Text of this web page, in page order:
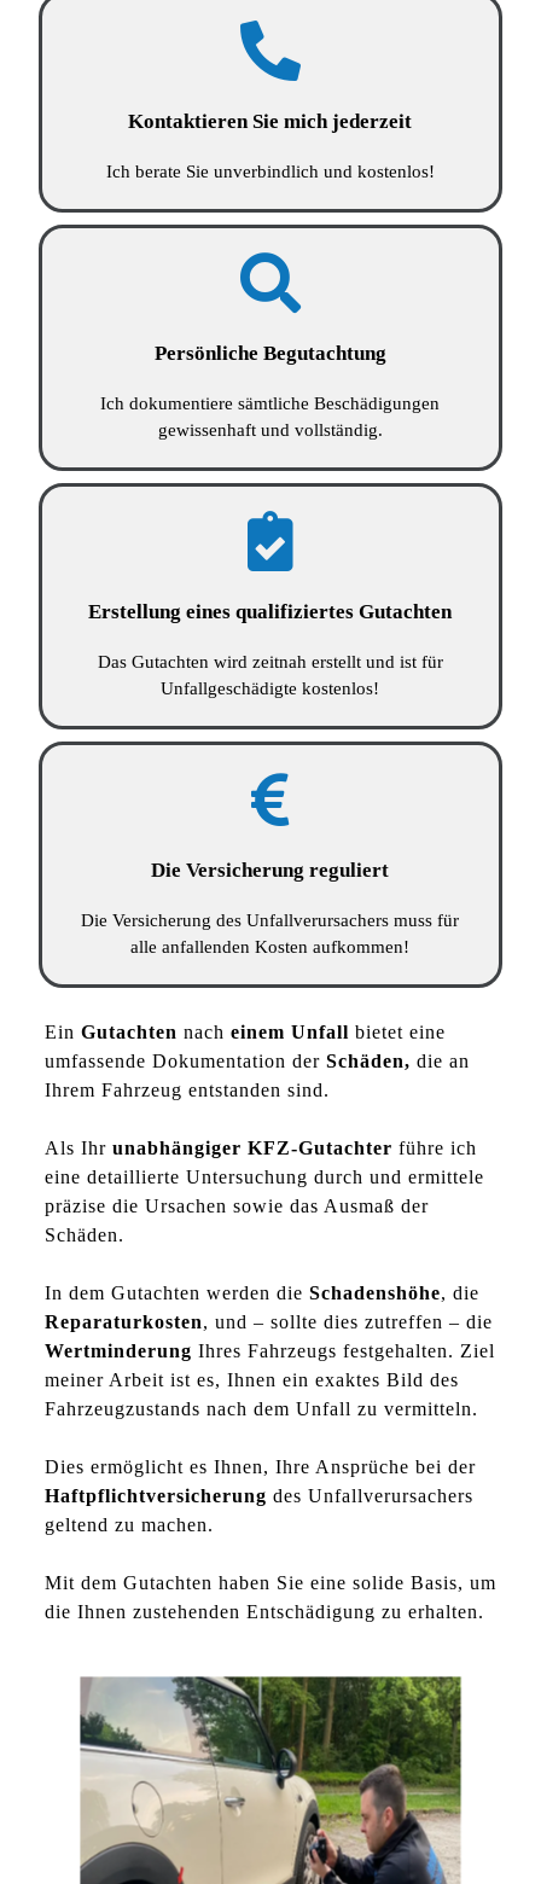
Kontaktieren Sie mich jederzeit
Ich berate Sie unverbindlich und kostenlos!
Persönliche Begutachtung
Ich dokumentiere sämtliche Beschädigungen
gewissenhaft und vollständig.
Erstellung eines qualifiziertes Gutachten
Das Gutachten wird zeitnah erstellt und ist für
Unfallgeschädigte kostenlos!
Die Versicherung reguliert
Die Versicherung des Unfallverursachers muss für
alle anfallenden Kosten aufkommen!
Ein Gutachten nach einem Unfall bietet eine
umfassende Dokumentation der Schäden, die an
Ihrem Fahrzeug entstanden sind.
Als Ihr unabhängiger KFZ-Gutachter führe ich
eine detaillierte Untersuchung durch und ermittele
präzise die Ursachen sowie das Ausmaß der
Schäden.
In dem Gutachten werden die Schadenshöhe, die
Reparaturkosten, und – sollte dies zutreffen – die
Wertminderung Ihres Fahrzeugs festgehalten. Ziel
meiner Arbeit ist es, Ihnen ein exaktes Bild des
Fahrzeugzustands nach dem Unfall zu vermitteln.
Dies ermöglicht es Ihnen, Ihre Ansprüche bei der
Haftpflichtversicherung des Unfallverursachers
geltend zu machen.
Mit dem Gutachten haben Sie eine solide Basis, um
die Ihnen zustehenden Entschädigung zu erhalten.